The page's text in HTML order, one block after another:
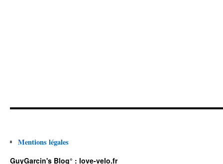
Mentions légales
GuyGarcin's Blog° : love-velo.fr